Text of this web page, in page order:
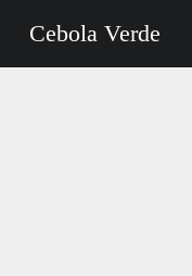
Cebola Verde